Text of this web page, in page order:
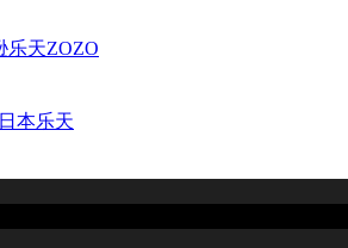
日本乐天